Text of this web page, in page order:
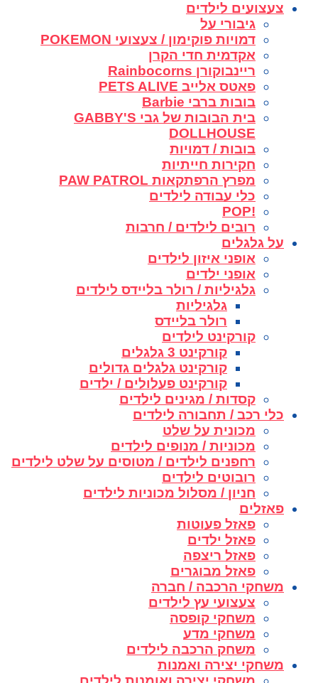
צעצועים לילדים
גיבורי על
דמויות פוקימון / צעצועי POKEMON
אקדמית חדי הקרן
ריינבוקורן Rainbocorns
פאטס אלייב PETS ALIVE
בובות ברבי Barbie
בית הבובות של גבי GABBY'S
DOLLHOUSE
בובות / דמויות
חקירות חייתיות
מפרץ הרפתקאות PAW PATROL
כלי עבודה לילדים
!POP
רובים לילדים / חרבות
על גלגלים
אופני איזון לילדים
אופני ילדים
גלגיליות / רולר בליידס לילדים
גלגיליות
רולר בליידס
קורקינט לילדים
קורקינט 3 גלגלים
קורקינט גלגלים גדולים
קורקינט פעלולים / ילדים
קסדות / מגינים לילדים
כלי רכב / תחבורה לילדים
מכונית על שלט
מכוניות / מנופים לילדים
רחפנים לילדים / מטוסים על שלט לילדים
רובוטים לילדים
חניון / מסלול מכוניות לילדים
פאזלים
פאזל פעוטות
פאזל ילדים
פאזל ריצפה
פאזל מבוגרים
משחקי הרכבה / חברה
צעצועי עץ לילדים
משחקי קופסה
משחקי מדע
משחק הרכבה לילדים
משחקי יצירה ואמנות